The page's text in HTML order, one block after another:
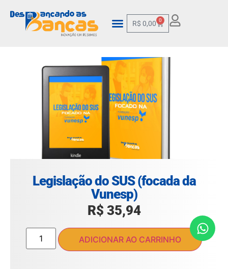
R$ 0,00 0
Legislação do SUS (focada da
Vunesp)
R$ 35,94
ADICIONAR AO CARRINHO